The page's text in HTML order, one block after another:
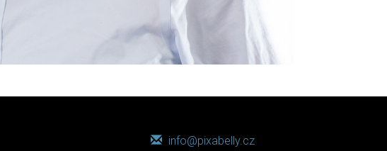
info@pixabelly.cz